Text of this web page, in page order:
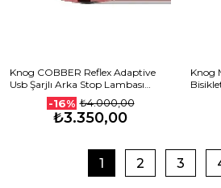
Knog COBBER Reflex Adaptive
Usb Şarjlı Arka Stop Lambası
13392 STP-227
-16% ₺4.000,00
₺3.350,00
Knog
1 2 3